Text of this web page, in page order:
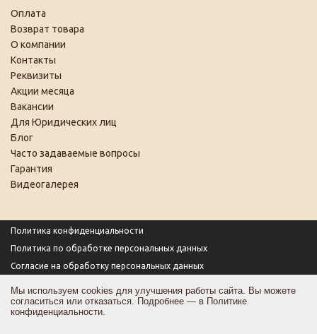
Оплата
Возврат товара
О компании
Контакты
Реквизиты
Акции месяца
Вакансии
Для Юридических лиц
Блог
Часто задаваемые вопросы
Гарантия
Видеогалерея
Политика конфиденциальности
Политика по обработке персональных данных
Согласие на обработку персональных данных
Согласие на получение рекламы
Оферта
Мы используем cookies для улучшения работы сайта. Вы можете
согласиться или отказаться. Подробнее — в Политике
конфиденциальности.